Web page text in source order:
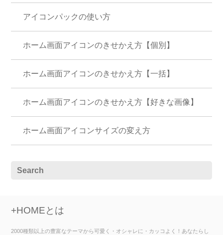
アイコンパックの使い方
ホーム画面アイコンのきせかえ方【個別】
ホーム画面アイコンのきせかえ方【一括】
ホーム画面アイコンのきせかえ方【好きな画像】
ホーム画面アイコンサイズの変え方
+HOMEとは
2000種類以上の豊富なテーマから可愛く・オシャレに・カッコよく！あなたらし